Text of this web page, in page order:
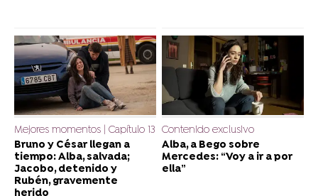
Mejores momentos | Capítulo 13
Bruno y César llegan a
tiempo: Alba, salvada;
Jacobo, detenido y
Rubén, gravemente
Contenido exclusivo
Alba, a Bego sobre
Mercedes: “Voy a ir a por
ella”